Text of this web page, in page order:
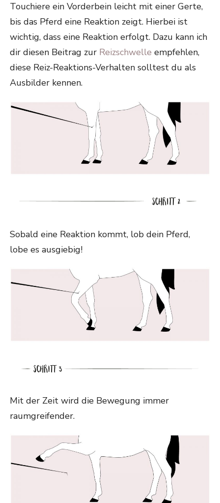
Tou­chie­re ein Vorderbein leicht mit einer Gerte,
bis das Pferd eine Reaktion zeigt. Hierbei ist
wichtig, dass eine Reaktion erfolgt. Dazu kann ich
dir diesen Beitrag zur Reizschwelle empfehlen,
diese Reiz-Reaktions-Verhalten solltest du als
Ausbilder kennen.
Sobald eine Reaktion kommt, lob dein Pferd,
lobe es ausgiebig!
Mit der Zeit wird die Bewegung immer
raumgreifender.